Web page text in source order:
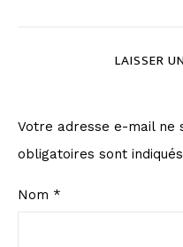
LAISSER
Votre adresse e-mail ne
obligatoires sont
Nom *